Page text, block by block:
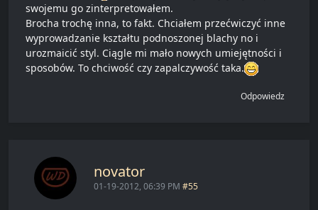
swojemu go zinterpretowałem.
Brocha trochę inna, to fakt. Chciałem przećwiczyć inne
wyprowadzanie kształtu podnoszonej blachy no i
urozmaicić styl. Ciągle mi mało nowych umiejętności i
sposobów. To chciwość czy zapalczywość taka.
Odpowiedz
novator
01-19-2012, 06:39 PM #55